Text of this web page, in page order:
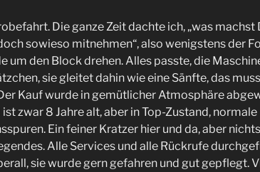
Die ganze Zeit dachte ich, „was machst
sowieso mitnehmen“, also wenigstens der
um den Block drehen. Alles passte, die
sie gleitet dahin wie eine Sänfte, das
Kauf wurde in gemütlicher Atmosphäre
zwar 8 Jahre alt, aber in Top-Zustand, normale
Ein feiner Kratzer hier und da, aber nichts
Alle Services und alle Rückrufe
sie wurde gern gefahren und gut gepflegt.